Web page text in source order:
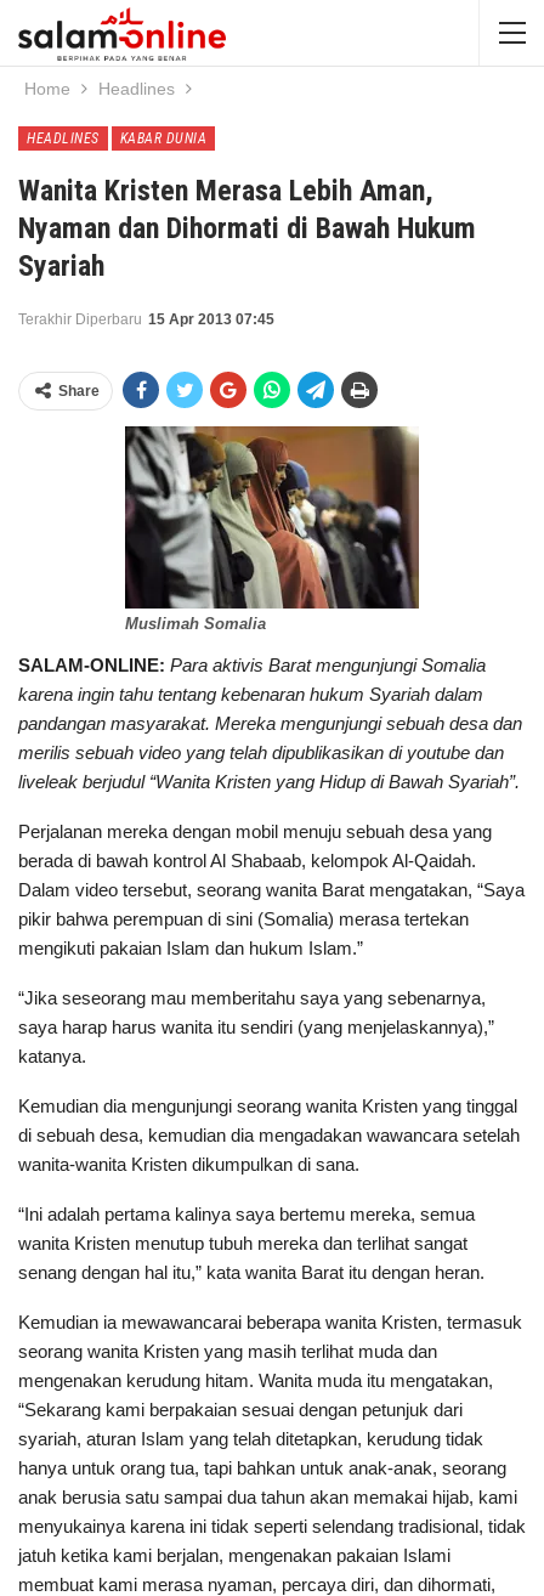
Home Headlines
HEADLINES KABAR DUNIA
Wanita Kristen Merasa Lebih Aman,
Nyaman dan Dihormati di Bawah Hukum
Syariah
Terakhir Diperbaru 15 Apr 2013 07:45
Share
Muslimah Somalia
SALAM-ONLINE: Para aktivis Barat mengunjungi Somalia
karena ingin tahu tentang kebenaran hukum Syariah dalam
pandangan masyarakat. Mereka mengunjungi sebuah desa dan
merilis sebuah video yang telah dipublikasikan di youtube dan
liveleak berjudul “Wanita Kristen yang Hidup di Bawah Syariah”.
Perjalanan mereka dengan mobil menuju sebuah desa yang
berada di bawah kontrol Al Shabaab, kelompok Al-Qaidah.
Dalam video tersebut, seorang wanita Barat mengatakan, “Saya
pikir bahwa perempuan di sini (Somalia) merasa tertekan
mengikuti pakaian Islam dan hukum Islam.”
“Jika seseorang mau memberitahu saya yang sebenarnya,
saya harap harus wanita itu sendiri (yang menjelaskannya),”
katanya.
Kemudian dia mengunjungi seorang wanita Kristen yang tinggal
di sebuah desa, kemudian dia mengadakan wawancara setelah
wanita-wanita Kristen dikumpulkan di sana.
“Ini adalah pertama kalinya saya bertemu mereka, semua
wanita Kristen menutup tubuh mereka dan terlihat sangat
senang dengan hal itu,” kata wanita Barat itu dengan heran.
Kemudian ia mewawancarai beberapa wanita Kristen, termasuk
seorang wanita Kristen yang masih terlihat muda dan
mengenakan kerudung hitam. Wanita muda itu mengatakan,
“Sekarang kami berpakaian sesuai dengan petunjuk dari
syariah, aturan Islam yang telah ditetapkan, kerudung tidak
hanya untuk orang tua, tapi bahkan untuk anak-anak, seorang
anak berusia satu sampai dua tahun akan memakai hijab, kami
menyukainya karena ini tidak seperti selendang tradisional, tidak
jatuh ketika kami berjalan, mengenakan pakaian Islami
membuat kami merasa nyaman, percaya diri, dan dihormati,